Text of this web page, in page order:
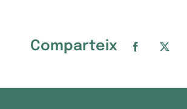
Comparteix